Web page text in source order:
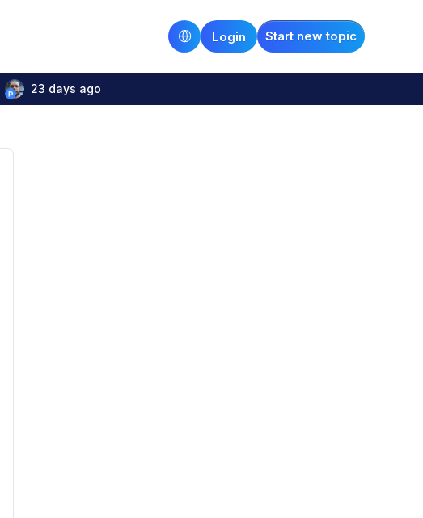
Start new topic
Login
23 days ago